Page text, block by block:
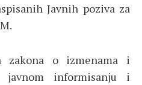
Javnih poziva za
zakona o izmenama i
javnom informisanju i